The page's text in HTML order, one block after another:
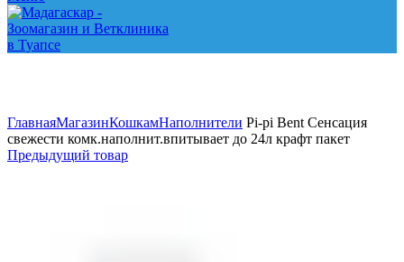
ГлавнаяМагазинКошкамНаполнители Pi-pi Bent Сенсация
свежести комк.наполнит.впитывает до 24л крафт пакет
Предыдущий товар